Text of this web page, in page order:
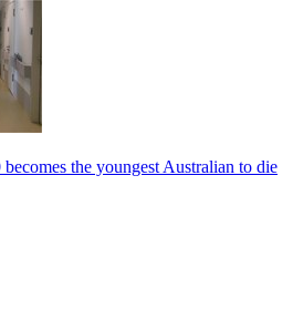
the youngest Australian to die